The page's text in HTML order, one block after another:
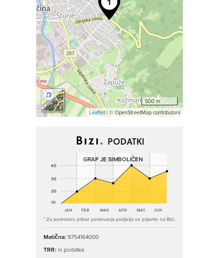
500 m
Leaflet| © OpenStreetMap contributors
PODATKI
* Za podroben prikaz poslovanja podjetja se prijavite na Bizi.
Matična:9754164000
TRR: ni podatka